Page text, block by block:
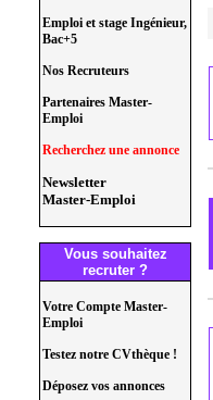
Emploi et stage Ingénieur,
Bac+5
Nos Recruteurs
Partenaires Master-
Emploi
Recherchez une annonce
Newsletter
Master-Emploi
Vous souhaitez
recruter ?
Votre Compte Master-
Emploi
Testez notre CVthèque !
Déposez vos annonces